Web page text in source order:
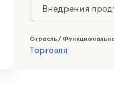
Внедрения
Отрасль /
Торговля